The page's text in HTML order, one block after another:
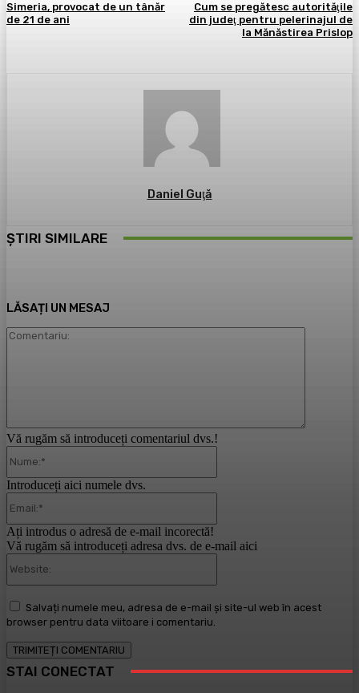
Simeria, provocat de un tânăr
de 21 de ani
Cum se pregătesc autorităţile
din judeţ pentru pelerinajul de
la Mănăstirea Prislop
Daniel Guţă
ȘTIRI SIMILARE
LĂSAȚI UN MESAJ
Vă rugăm să introduceți comentariul dvs.!
Introduceți aici numele dvs.
Ați introdus o adresă de e-mail incorectă!
Vă rugăm să introduceți adresa dvs. de e-mail aici
Salvați numele meu, adresa de e-mail și site-ul web în acest
browser pentru data viitoare i comentariu.
STAI CONECTAT